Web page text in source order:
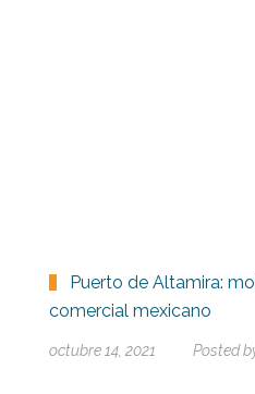
Puerto de Altamira:
comercial mexicano
octubre 14, 2021 Posted